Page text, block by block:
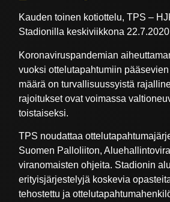
Kauden toinen kotiottelu, TPS –
Stadionilla keskiviikkona
Koronaviruspandemian
vuoksi ottelutapahtumiin
määrä on turvallisuussyistä
rajoitukset ovat voimassa
toistaiseksi.
TPS noudattaa
Suomen Palloliiton,
viranomaisten ohjeita. Stadionin
erityisjärjestelyjä koskevia
tehostettu ja